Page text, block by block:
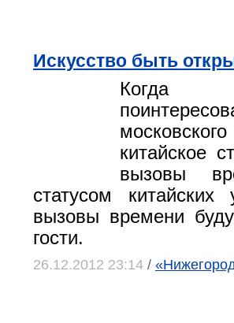
Искусство быть
Когда
китайское
вызовы
статусом китайских
вызовы времени
гости.
26.12.2012 23:14 /